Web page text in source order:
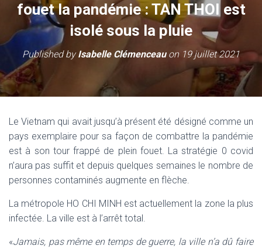
fouet la pandémie : TAN THOI est
isolé sous la pluie
Published byIsabelle Clémenceauon 19 juillet 2021
Le Vietnam qui avait jusqu’à présent été désigné comme un
pays exemplaire pour sa façon de combattre la pandémie
est à son tour frappé de plein fouet. La stratégie 0 covid
n’aura pas suffit et depuis quelques semaines le nombre de
personnes contaminés augmente en flèche.
La métropole HO CHI MINH est actuellement la zone la plus
infectée. La ville est à l’arrêt total.
«Jamais, pas même en temps de guerre, la ville n’a dû faire